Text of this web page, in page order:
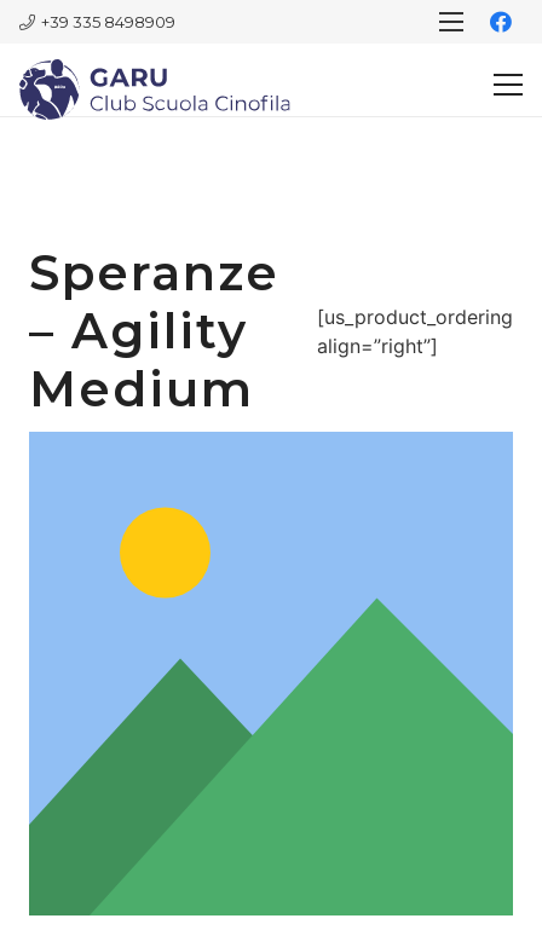
+39 335 8498909
Speranze
– Agility
Medium
[us_product_ordering
align=”right”]